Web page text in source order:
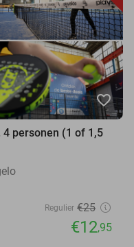
favorite_border
4 personen (1 of 1,5
Regulier €25
€12,95